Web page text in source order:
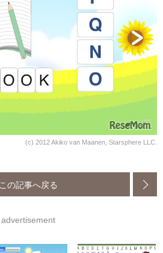
(c) 2012 Akiko van Maanen, Starsphere LLC.
この記事へ戻る
advertisement